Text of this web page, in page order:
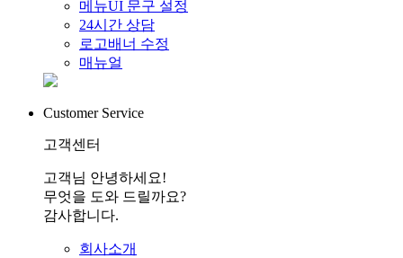
메뉴UI 문구 설정
24시간 상담
로고배너 수정
매뉴얼
Customer Service
고객센터
고객님 안녕하세요!
무엇을 도와 드릴까요?
감사합니다.
회사소개